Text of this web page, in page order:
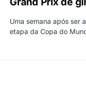
Governo propõe